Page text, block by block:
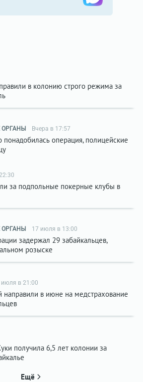
в колонию строго режима за
Вчера в 17:57
понадобилась операция, полицейские
за подпольные покерные клубы в
17 июля в 13:00
задержал 29 забайкальцев,
розыске
июля в 21:00
в июне на медстрахование
получила 6,5 лет колонии за
Ещё